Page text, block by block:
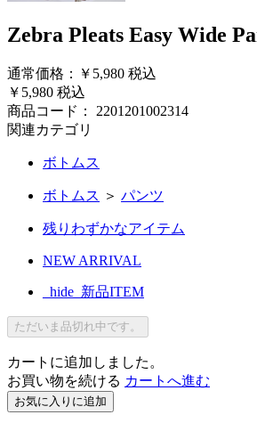
Zebra Pleats Easy Wide
通常価格：￥5,980 税込
￥5,980 税込
商品コード： 2201201002314
関連カテゴリ
ボトムス
ボトムス ＞ パンツ
残りわずかなアイテム
NEW ARRIVAL
_hide_新品ITEM
ただいま品切れ中です。
カートに追加しました。
お買い物を続ける カートへ進む
お気に入りに追加